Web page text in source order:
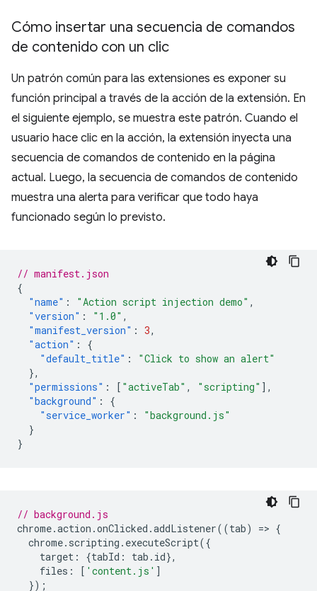
Cómo insertar una secuencia de comandos
de contenido con un clic
Un patrón común para las extensiones es exponer su
función principal a través de la acción de la extensión. En
el siguiente ejemplo, se muestra este patrón. Cuando el
usuario hace clic en la acción, la extensión inyecta una
secuencia de comandos de contenido en la página
actual. Luego, la secuencia de comandos de contenido
muestra una alerta para verificar que todo haya
funcionado según lo previsto.
// manifest.json
{
"name" : "Action script injection demo" ,
"version" : "1.0" ,
"manifest_version" : 3,
"action" :
{
"default_title" :
"Click to show an alert"
},
"permissions" : [ "activeTab" , "scripting" ],
"background" :
{
"service_worker" :
"background.js"
}
}
// background.js
chrome.action .onClicked .addListener((tab) => {
chrome. scripting . executeScript({
target : {tabId : tab . id},
files : [ 'content.js' ]
});